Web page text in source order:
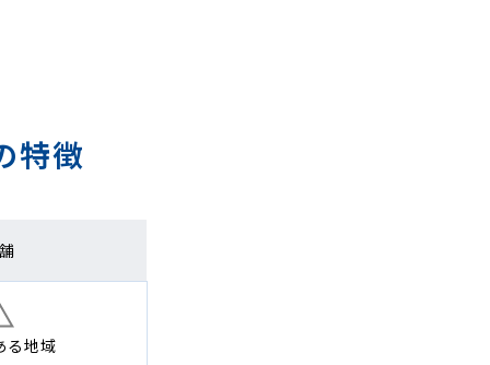
特徴
る地域